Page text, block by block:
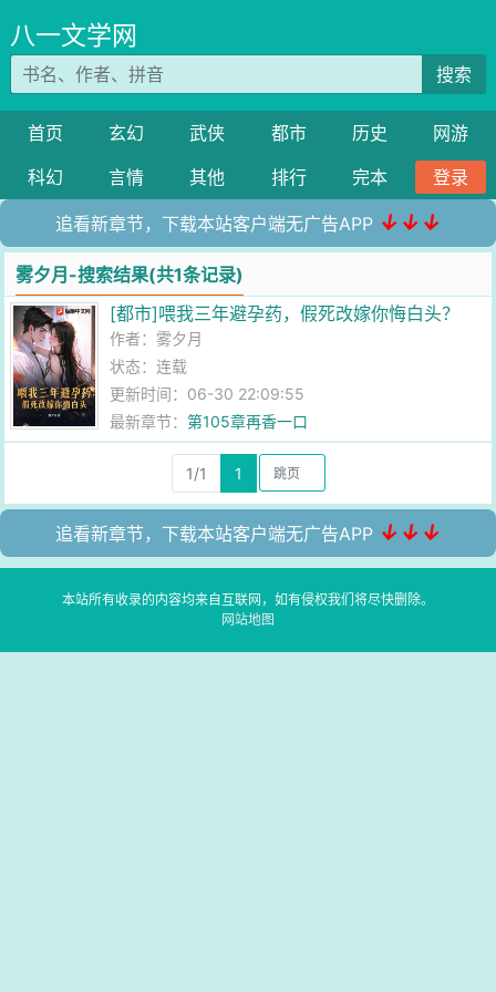
八一文学网
搜索
首页 玄幻 武侠 都市 历史
网游
科幻
言情 其他 排行 完本 登录
追看新章节，下载本站客户端无广告APP ↓↓↓
雾夕月-搜索结果(共1条记录)
[都市]喂我三年避孕药，假死改嫁你悔白头？
作者：雾夕月
状态：连载
更新时间：06-30 22:09:55
最新章节：第105章再香一口
1/1 1
追看新章节，下载本站客户端无广告APP ↓↓↓
本站所有收录的内容均来自互联网，如有侵权我们将尽快删除。
网站地图